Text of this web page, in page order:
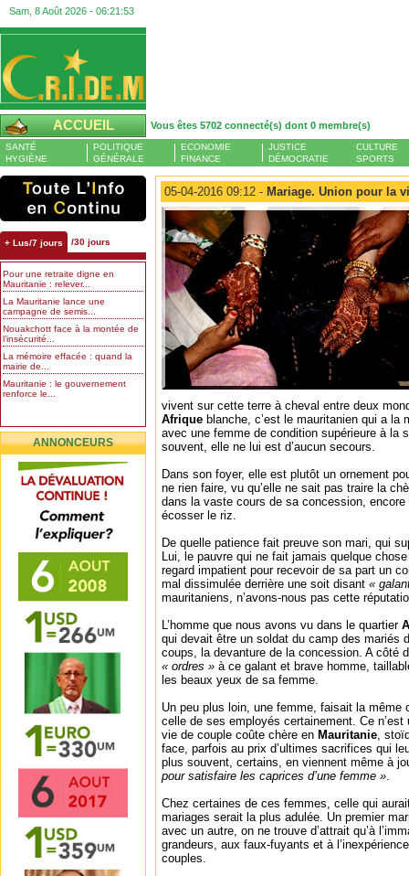
Sam, 8 Août 2026 - 06:21:54
ACCUEIL Vous êtes 5702 connecté(s) dont 0 membre(s)
SANTÉ
HYGIÈNE
POLITIQUE
GÉNÉRALE
ECONOMIE
FINANCE
JUSTICE
DÉMOCRATIE
CULTURE
SPORTS
+ Lus/7 jours /30 jours
Pour une retraite digne en
Mauritanie : relever...
La Mauritanie lance une
campagne de semis...
Nouakchott face à la montée de
l’insécurité...
La mémoire effacée : quand la
mairie de...
Mauritanie : le gouvernement
renforce le...
ANNONCEURS
05-04-2016 09:12 - Mariage. Union pour la
vivent sur cette terre à cheval entre deux
Afrique blanche, c’est le mauritanien qui a la
avec une femme de condition supérieure à la
souvent, elle ne lui est d’aucun secours.
Dans son foyer, elle est plutôt un ornement
ne rien faire, vu qu’elle ne sait pas traire la
dans la vaste cours de sa concession,
écosser le riz.
De quelle patience fait preuve son mari, qui
Lui, le pauvre qui ne fait jamais quelque
regard impatient pour recevoir de sa part un
mal dissimulée derrière une soit disant «
mauritaniens, n’avons-nous pas cette
L’homme que nous avons vu dans le quartier
qui devait être un soldat du camp des mariés
coups, la devanture de la concession. A côté
« ordres » à ce galant et brave homme,
les beaux yeux de sa femme.
Un peu plus loin, une femme, faisait la même
celle de ses employés certainement. Ce
vie de couple coûte chère en Mauritanie,
face, parfois au prix d’ultimes sacrifices qui
plus souvent, certains, en viennent même à
pour satisfaire les caprices d’une femme ».
Chez certaines de ces femmes, celle qui
mariages serait la plus adulée. Un premier
avec un autre, on ne trouve d’attrait qu’à
grandeurs, aux faux-fuyants et à
couples.